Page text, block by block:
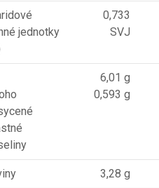
jednotky
0,733
SVJ
6,01 g
0,593 g
3,28 g